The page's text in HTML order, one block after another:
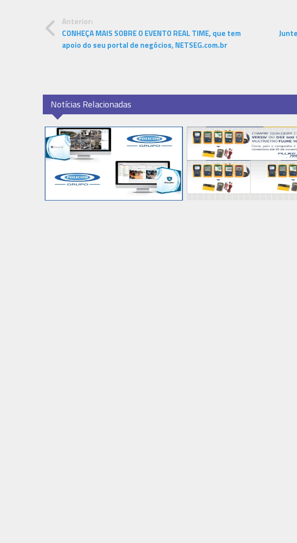
Anterior:
CONHEÇA MAIS SOBRE O EVENTO REAL TIME, que tem
apoio do seu portal de negócios, NETSEG.com.br
Notícias Relacionadas